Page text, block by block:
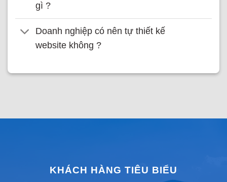
gì ?
Doanh nghiệp có nên tự thiết kế
website không ?
KHÁCH HÀNG TIÊU BIỂU